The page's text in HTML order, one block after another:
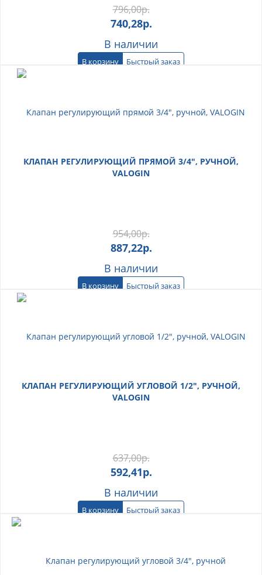
796,00р.
740,28р.
В наличии
В корзину Быстрый заказ
КЛАПАН РЕГУЛИРУЮЩИЙ ПРЯМОЙ 3/4", РУЧНОЙ,
VALOGIN
954,00р.
887,22р.
В наличии
В корзину Быстрый заказ
КЛАПАН РЕГУЛИРУЮЩИЙ УГЛОВОЙ 1/2", РУЧНОЙ,
VALOGIN
637,00р.
592,41р.
В наличии
В корзину Быстрый заказ